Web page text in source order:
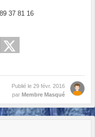
37 81 16
Publié le 29 févr. 2016
par Membre Masqué